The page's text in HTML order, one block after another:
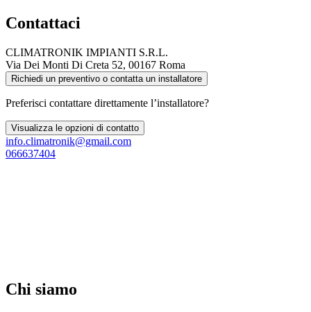
Contattaci
CLIMATRONIK IMPIANTI S.R.L.
Via Dei Monti Di Creta 52, 00167 Roma
Richiedi un preventivo o contatta un installatore
Preferisci contattare direttamente l’installatore?
Visualizza le opzioni di contatto
info.climatronik@gmail.com
066637404
Chi siamo